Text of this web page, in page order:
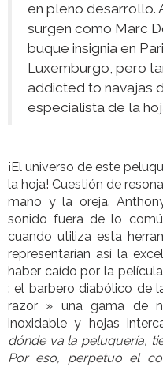
en pleno desarrollo.
surgen como Marc
buque insignia en
Luxemburgo, pero
addicted to navajas
especialista de la
¡El universo de este
la hoja! Cuestión de
mano y la oreja.
sonido fuera de lo
cuando utiliza esta
representarían así la excelencia! Anthony
haber caído por la
: el barbero diabólico de
razor » una gama de
inoxidable y hojas
dónde va la peluquería,
Por eso, perpetuo el